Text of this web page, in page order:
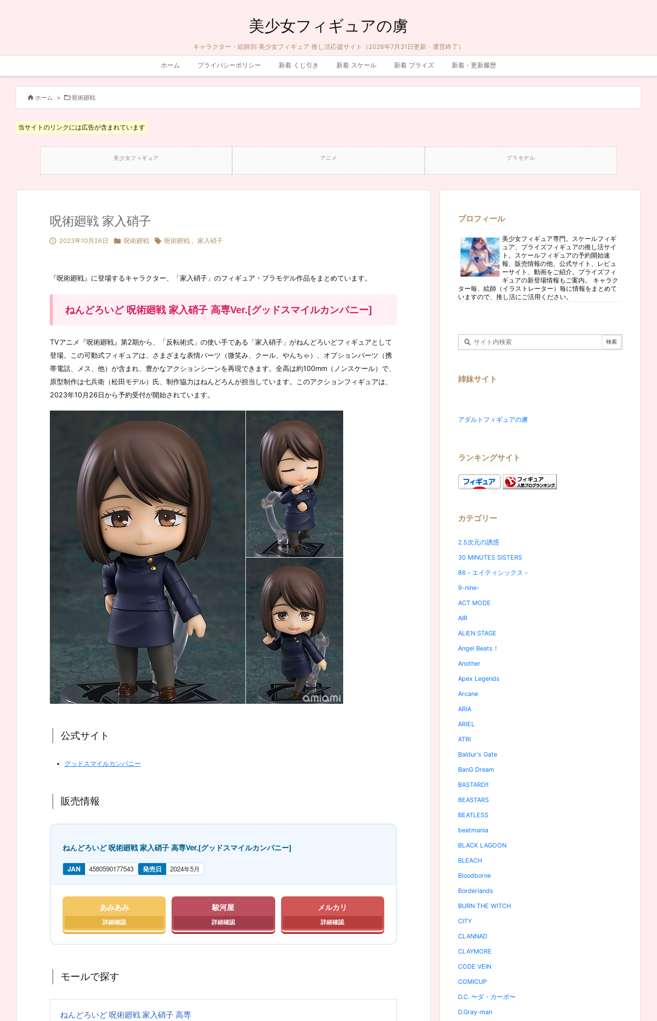
美少女フィギュアの虜
キャラクター・絵師別 美少女フィギュア 推し活応援サイト（2026年7月31日更新・運営終了）
ホーム プライバシーポリシー 新着 くじ引き 新着 スケール 新着 プライズ 新着・更新履歴
 ホーム >  呪術廻戦
当サイトのリンクには広告が含まれています
美少女フィギュア アニメ プラモデル
呪術廻戦 家入硝子
 2023年10月26日  呪術廻戦  呪術廻戦 , 家入硝子
『呪術廻戦』に登場するキャラクター、「家入硝子」のフィギュア・プラモデル作品をまとめています。
ねんどろいど 呪術廻戦 家入硝子 高専Ver.[グッドスマイルカンパニー]
TVアニメ『呪術廻戦』第2期から、「反転術式」の使い手である「家入硝子」がねんどろいどフィギュアとして
登場。この可動式フィギュアは、さまざまな表情パーツ（微笑み、クール、やんちゃ）、オプションパーツ（携
帯電話、メス、他）が含まれ、豊かなアクションシーンを再現できます。全高は約100mm（ノンスケール）で、
原型制作は七兵衛（松田モデル）氏、制作協力はねんどろんが担当しています。このアクションフィギュアは、
2023年10月26日から予約受付が開始されています。
公式サイト
グッドスマイルカンパニー
販売情報
ねんどろいど 呪術廻戦 家入硝子 高専Ver.[グッドスマイルカンパニー]
JAN 4580590177543 発売日 2024年5月
あみあみ 駿河屋 メルカリ
モールで探す
ねんどろいど 呪術廻戦 家入硝子 高専
プロフィール
美少女フィギュア専門。スケールフィギ
ュア、プライズフィギュアの推し活サイ
ト。スケールフィギュアの予約開始速
報、販売情報の他、公式サイト、レビュ
ーサイト、動画をご紹介。プライズフィ
ギュアの新登場情報もご案内。 キャラク
ター毎、絵師（イラストレーター）毎に情報をまとめて
いますので、推し活にご活用ください。
姉妹サイト
アダルトフィギュアの虜
ランキングサイト
カテゴリー
2.5次元の誘惑
30 MINUTES SISTERS
86－エイティシックス－
9-nine-
ACT MODE
AIR
ALIEN STAGE
Angel Beats！
Another
Apex Legends
Arcane
ARIA
ARIEL
ATRI
Baldur's Gate
BanG Dream
BASTARD!!
BEASTARS
BEATLESS
beatmania
BLACK LAGOON
BLEACH
Bloodborne
Borderlands
BURN THE WITCH
CITY
CLANNAD
CLAYMORE
CODE VEIN
COMICUP
D.C. 〜ダ・カーポ〜
D.Gray-man